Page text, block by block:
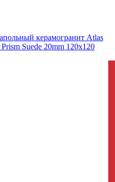
керамогранит Atlas
Suede 20mm 120x120